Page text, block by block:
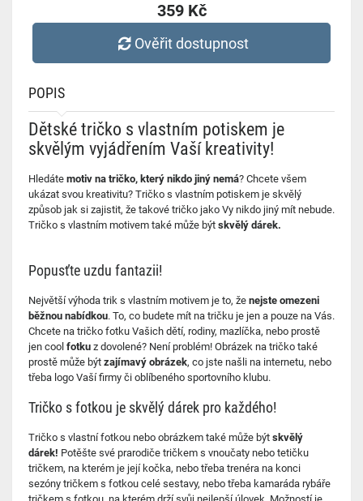
359 Kč
Ověřit dostupnost
POPIS
Dětské tričko s vlastním potiskem je
skvělým vyjádřením Vaší kreativity!
Hledáte motiv na tričko, který nikdo jiný nemá? Chcete všem
ukázat svou kreativitu? Tričko s vlastním potiskem je skvělý
způsob jak si zajistit, že takové tričko jako Vy nikdo jiný mít nebude.
Tričko s vlastním motivem také může být skvělý dárek.
Popusťte uzdu fantazii!
Největší výhoda trik s vlastním motivem je to, že nejste omezeni
běžnou nabídkou. To, co budete mít na tričku je jen a pouze na Vás.
Chcete na tričko fotku Vašich dětí, rodiny, mazlíčka, nebo prostě
jen cool fotku z dovolené? Není problém! Obrázek na tričko také
prostě může být zajímavý obrázek, co jste našli na internetu, nebo
třeba logo Vaší firmy či oblíbeného sportovního klubu.
Tričko s fotkou je skvělý dárek pro každého!
Tričko s vlastní fotkou nebo obrázkem také může být skvělý
dárek! Potěšte své prarodiče tričkem s vnoučaty nebo tetičku
tričkem, na kterém je její kočka, nebo třeba trenéra na konci
sezóny tričkem s fotkou celé sestavy, nebo třeba kamaráda rybáře